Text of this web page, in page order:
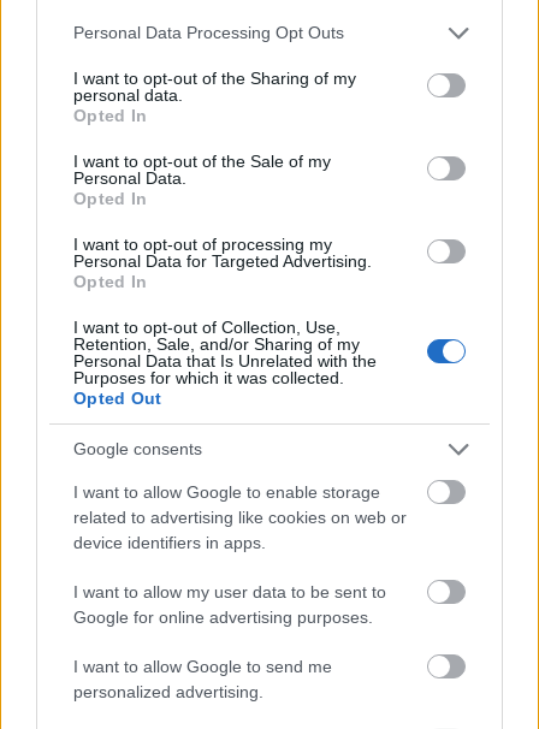
Please note that this website/app uses one or more Google
not limited to your visit or usage behaviour. You may click to
grant or deny consent to Google and its third-party tags to
use your data for below specified purposes in below Google
consent section.
Personal Data Processing Opt Outs
I want to opt-out of the Sharing of my
personal data.
Opted In
I want to opt-out of the Sale of my
Personal Data.
Opted In
I want to opt-out of processing my
Personal Data for Targeted Advertising.
Opted In
I want to opt-out of Collection, Use,
Retention, Sale, and/or Sharing of my
Personal Data that Is Unrelated with the
Purposes for which it was collected.
Opted Out
Google consents
I want to allow Google to enable storage
related to advertising like cookies on web or
device identifiers in apps.
I want to allow my user data to be sent to
Google for online advertising purposes.
I want to allow Google to send me
personalized advertising.
Eksempel
NOK 50,00
Registerutskrift
Inneholder blant annet opplysninger om
leder, besøks- og postadresse, hvilke tilknyttede
registre enheten er registrert i, NACE-bransje, målform.
NOK 140,00
Bekreftelse fra konkursregisteret
Skriftlig bekreftelse fra Konkursregisteret om det er
registrert konkurs på foretaket.
Kilde: Brønnøysundregistrene - Konkursregisteret
NOK 15,00 Kjøp
Rolleopplysninger i firma